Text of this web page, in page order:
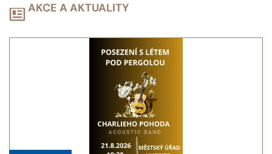
AKCE A AKTUALITY